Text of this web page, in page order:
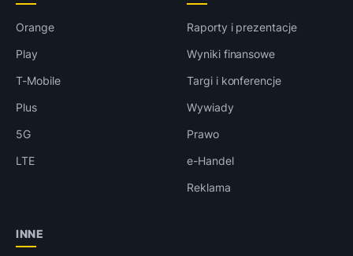
Orange
Play
T-Mobile
Plus
5G
LTE
Raporty i prezentacje
Wyniki finansowe
Targi i konferencje
Wywiady
Prawo
e-Handel
Reklama
INNE